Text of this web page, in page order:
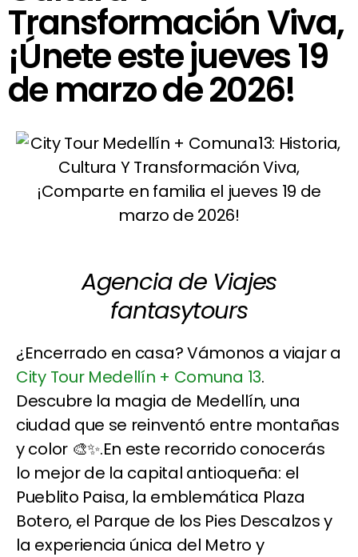
Transformación Viva,
¡Únete este jueves 19
de marzo de 2026!
Agencia de Viajes
fantasytours
¿Encerrado en casa? Vámonos a viajar a
City Tour Medellín + Comuna 13.
Descubre la magia de Medellín, una
ciudad que se reinventó entre montañas
y color 🎨✨.En este recorrido conocerás
lo mejor de la capital antioqueña: el
Pueblito Paisa, la emblemática Plaza
Botero, el Parque de los Pies Descalzos y
la experiencia única del Metro y